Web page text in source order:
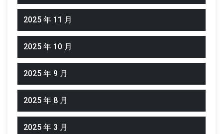
2025 年 11 月
2025 年 10 月
2025 年 9 月
2025 年 8 月
2025 年 3 月